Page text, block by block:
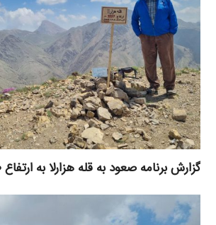
گزارش برنامه صعود به قله هزارلا به ارتفاع ۳۵۹۰ متر